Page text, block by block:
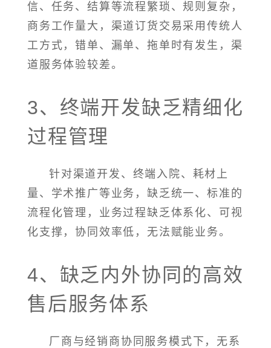
信、任务、结算等流程繁琐、规则复杂，
商务工作量大，渠道订货交易采用传统人
工方式，错单、漏单、拖单时有发生，渠
道服务体验较差。
3、终端开发缺乏精细化
过程管理
针对渠道开发、终端入院、耗材上
量、学术推广等业务，缺乏统一、标准的
流程化管理，业务过程缺乏体系化、可视
化支撑，协同效率低，无法赋能业务。
4、缺乏内外协同的高效
售后服务体系
厂商与经销商协同服务模式下，无系